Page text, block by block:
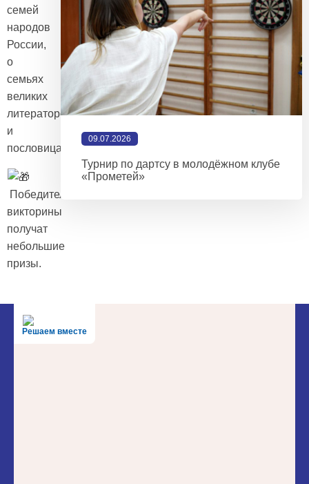
семей
народов
России,
о
семьях
великих
литераторов
и
пословицах.
Победители
викторины
получат
небольшие
призы.
09.07.2026
Турнир по дартсу в молодёжном клубе
«Прометей»
Решаем вместе